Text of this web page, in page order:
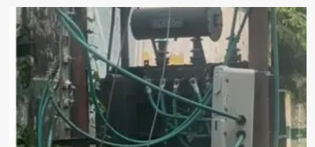
नाथ
कॉरिडोर
निर्माण
कार्य
का
मंडलायुक्त
ने
किया
निरीक्षण,
गुणवत्ता
से